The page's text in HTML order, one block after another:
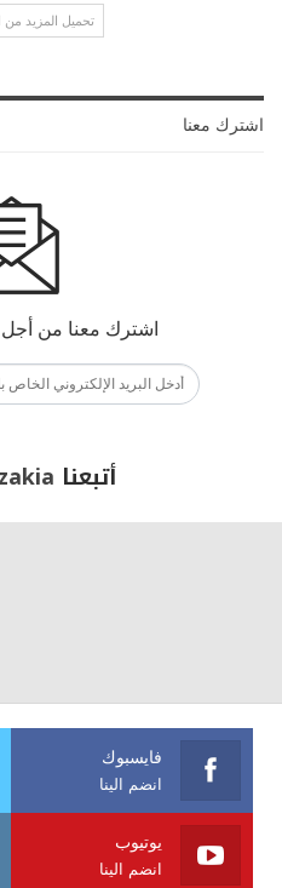
تحميل المزيد من
اشترك معنا
اشترك معنا من أجل
أتبعنا
فايسبوك
انضم الينا
يوتيوب
انضم الينا